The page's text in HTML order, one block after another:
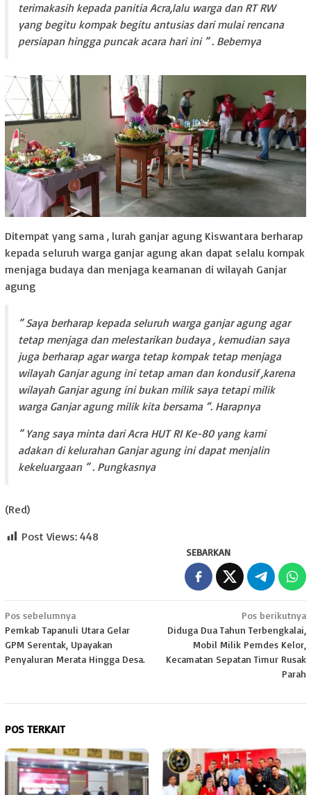
terimakasih kepada panitia Acra,lalu warga dan RT RW
yang begitu kompak begitu antusias dari mulai rencana
persiapan hingga puncak acara hari ini ” . Bebernya
Ditempat yang sama , lurah ganjar agung Kiswantara berharap
kepada seluruh warga ganjar agung akan dapat selalu kompak
menjaga budaya dan menjaga keamanan di wilayah Ganjar
agung
” Saya berharap kepada seluruh warga ganjar agung agar
tetap menjaga dan melestarikan budaya , kemudian saya
juga berharap agar warga tetap kompak tetap menjaga
wilayah Ganjar agung ini tetap aman dan kondusif ,karena
wilayah Ganjar agung ini bukan milik saya tetapi milik
warga Ganjar agung milik kita bersama “. Harapnya
” Yang saya minta dari Acra HUT RI Ke-80 yang kami
adakan di kelurahan Ganjar agung ini dapat menjalin
kekeluargaan ” . Pungkasnya
(Red)
Post Views: 448
SEBARKAN
Navigasi
pos
Pos sebelumnya
Pemkab Tapanuli Utara Gelar
GPM Serentak, Upayakan
Penyaluran Merata Hingga Desa.
Pos berikutnya
Diduga Dua Tahun Terbengkalai,
Mobil Milik Pemdes Kelor,
Kecamatan Sepatan Timur Rusak
Parah
POS TERKAIT